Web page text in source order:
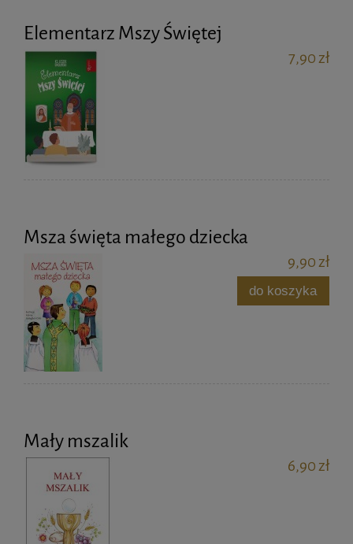
Elementarz Mszy Świętej
7,90 zł
Msza święta małego dziecka
9,90 zł
do koszyka
Mały mszalik
6,90 zł